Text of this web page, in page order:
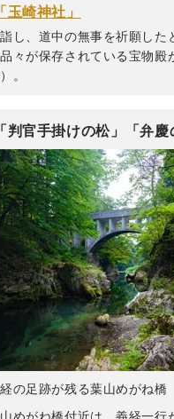
「玉崎神社」
し、道中の無事を祈願した
々が保存されている宝物殿
。
判官手掛けの松」「弁慶
の足跡が残る葉山めがね橋
めがね橋付近は、義経一行